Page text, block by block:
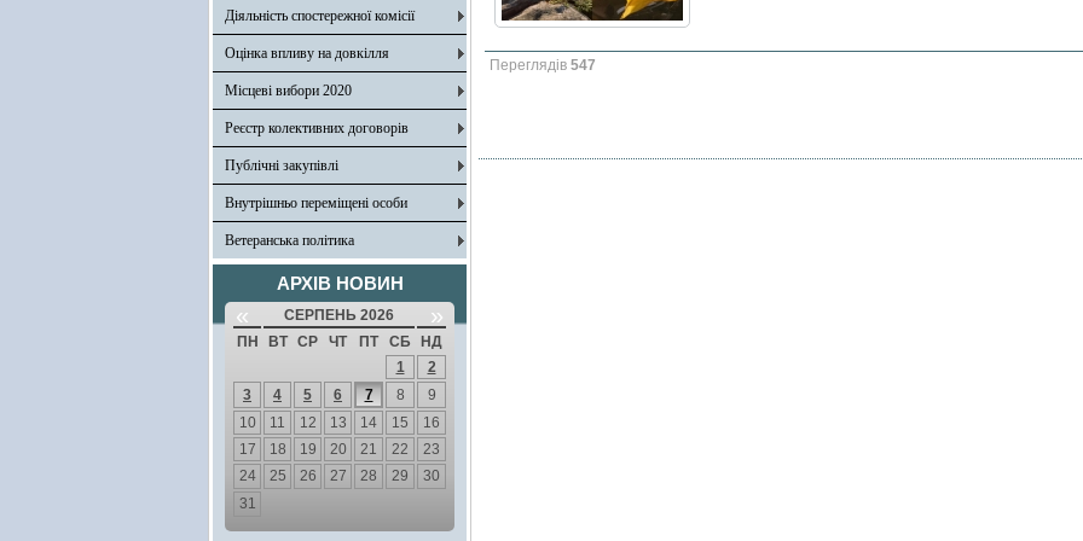
Діяльність спостережної комісії
Оцінка впливу на довкілля
Місцеві вибори 2020
Реєстр колективних договорів
Публічні закупівлі
Внутрішньо переміщені особи
Ветеранська політика
АРХІВ НОВИН
« СЕРПЕНЬ 2026 »
ПН ВТ СР ЧТ ПТ СБ
НД
1
2
3
4 5 6 7 8
9
10
11 12 13 14 15
16
17
18 19 20 21 22
23
24
25 26 27 28 29
30
31
Переглядів 547